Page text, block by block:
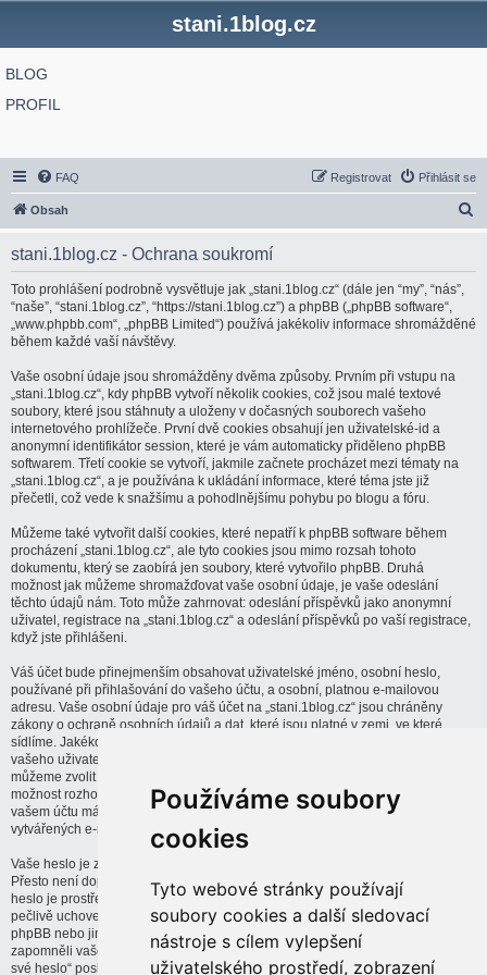
Používáme soubory
cookies
Tyto webové stránky používají
soubory cookies a další sledovací
nástroje s cílem vylepšení
uživatelského prostředí, zobrazení
stani.1blog.cz
BLOG
PROFIL
FAQ Přihlásit se
Registrovat
Obsah
stani.1blog.cz - Ochrana soukromí
Toto prohlášení podrobně vysvětluje jak „stani.1blog.cz“ (dále jen “my”, “nás”,
“naše”, “stani.1blog.cz”, “https://stani.1blog.cz”) a phpBB („phpBB software“,
„www.phpbb.com“, „phpBB Limited“) používá jakékoliv informace shromážděné
během každé vaší návštěvy.
Vaše osobní údaje jsou shromážděny dvěma způsoby. Prvním při vstupu na
„stani.1blog.cz“, kdy phpBB vytvoří několik cookies, což jsou malé textové
soubory, které jsou stáhnuty a uloženy v dočasných souborech vašeho
internetového prohlížeče. První dvě cookies obsahují jen uživatelské-id a
anonymní identifikátor session, které je vám automaticky přiděleno phpBB
softwarem. Třetí cookie se vytvoří, jakmile začnete procházet mezi tématy na
„stani.1blog.cz“, a je používána k ukládání informace, které téma jste již
přečetli, což vede k snažšímu a pohodlnějšímu pohybu po blogu a fóru.
Můžeme také vytvořit další cookies, které nepatří k phpBB software během
procházení „stani.1blog.cz“, ale tyto cookies jsou mimo rozsah tohoto
dokumentu, který se zaobírá jen soubory, které vytvořilo phpBB. Druhá
možnost jak můžeme shromažďovat vaše osobní údaje, je vaše odeslání
těchto údajů nám. Toto může zahrnovat: odeslání příspěvků jako anonymní
uživatel, registrace na „stani.1blog.cz“ a odeslání příspěvků po vaší registrace,
když jste přihlášeni.
Váš účet bude přinejmenším obsahovat uživatelské jméno, osobní heslo,
používané při přihlašování do vašeho účtu, a osobní, platnou e-mailovou
adresu. Vaše osobní údaje pro váš účet na „stani.1blog.cz“ jsou chráněny
zákony o ochraně osobních údajů a dat, které jsou platné v zemi, ve které
sídlíme. Jakékoliv jiné informace požadované od „stani.1blog.cz“ kromě
vašeho uživatelského jména, vašeho hesla a vašeho e-mailu při registraci,
můžeme zvolit jako povinné nebo dobrovolné. Ve všech případech dostanete
možnost rozhodnout, zda-li tyto informace budou veřejně zobrazitelné. Dále ve
vašem účtu máte možnost zakázat nebo povolit zasílání automaticky
vytvářených e-mailů phpBB softwarem na váš e-mail.
Vaše heslo je zašifrováno (jednosměrný hash) pro zajištění jeho bezpečnosti.
Přesto není doporučeno používat stejné heslo na dalších stránkách. Vaše
heslo je prostředek k přístupu k vašemu účtu na „stani.1blog.cz“, takže jej
pečlivě uchovejte a v žádném případě nebude nikdo spojený s „stani.1blog.cz“,
phpBB nebo jiné, třetí strany, požadovat od vás vaše heslo. V případě, že byste
zapomněli vaše heslo k vašemu účtu, můžete použít funkci „Zapomněl jsem
své heslo“ poskytovanou phpBB softwarem. Tento proces po vás bude žádat